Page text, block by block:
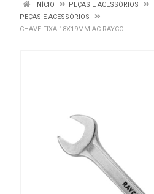
INÍCIO
PEÇAS E ACESSÓRIOS
PEÇAS E ACESSÓRIOS
CHAVE FIXA 18X19MM AC RAYCO